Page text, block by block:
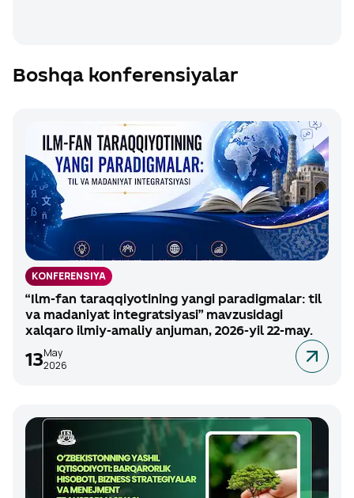
Boshqa konferensiyalar
KONFERENSIYA
“Ilm-fan taraqqiyotining yangi paradigmalar: til
va madaniyat integratsiyasi” mavzusidagi
xalqaro ilmiy-amaliy anjuman, 2026-yil 22-may.
13May
2026